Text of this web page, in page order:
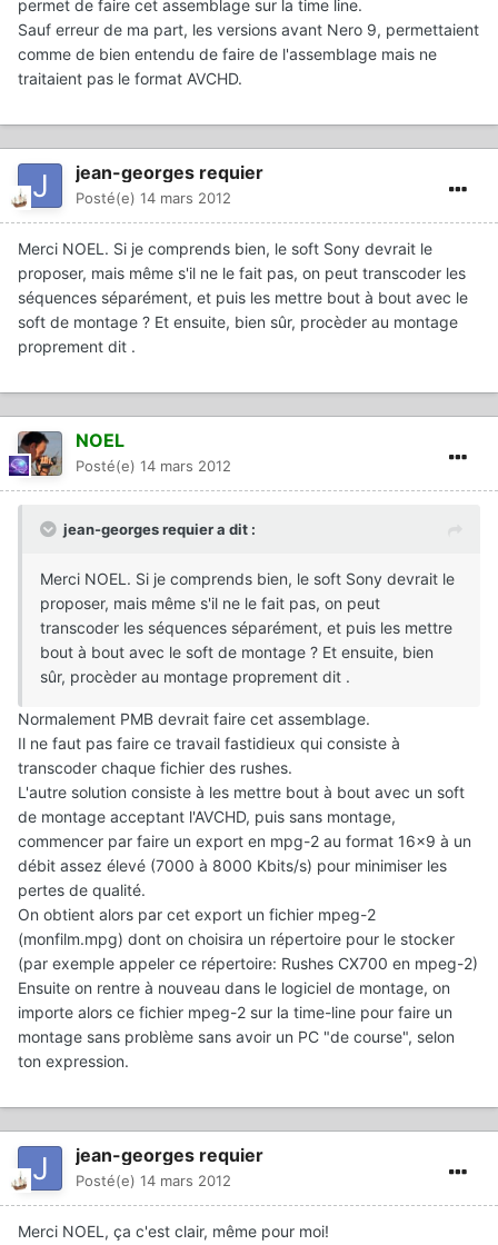
permet de faire cet assemblage sur la time line.
Sauf erreur de ma part, les versions avant Nero 9, permettaient
comme de bien entendu de faire de l'assemblage mais ne
traitaient pas le format AVCHD.
jean-georges requier
Posté(e) 14 mars 2012
Merci NOEL. Si je comprends bien, le soft Sony devrait le
proposer, mais même s'il ne le fait pas, on peut transcoder les
séquences séparément, et puis les mettre bout à bout avec le
soft de montage ? Et ensuite, bien sûr, procèder au montage
proprement dit .
NOEL
Posté(e) 14 mars 2012
jean-georges requier a dit :
Merci NOEL. Si je comprends bien, le soft Sony devrait le
proposer, mais même s'il ne le fait pas, on peut
transcoder les séquences séparément, et puis les mettre
bout à bout avec le soft de montage ? Et ensuite, bien
sûr, procèder au montage proprement dit .
Normalement PMB devrait faire cet assemblage.
Il ne faut pas faire ce travail fastidieux qui consiste à
transcoder chaque fichier des rushes.
L'autre solution consiste à les mettre bout à bout avec un soft
de montage acceptant l'AVCHD, puis sans montage,
commencer par faire un export en mpg-2 au format 16x9 à un
débit assez élevé (7000 à 8000 Kbits/s) pour minimiser les
pertes de qualité.
On obtient alors par cet export un fichier mpeg-2
(monfilm.mpg) dont on choisira un répertoire pour le stocker
(par exemple appeler ce répertoire: Rushes CX700 en mpeg-2)
Ensuite on rentre à nouveau dans le logiciel de montage, on
importe alors ce fichier mpeg-2 sur la time-line pour faire un
montage sans problème sans avoir un PC "de course", selon
ton expression.
jean-georges requier
Posté(e) 14 mars 2012
Merci NOEL, ça c'est clair, même pour moi!